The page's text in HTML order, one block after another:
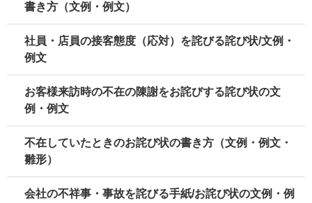
書き方（文例・例文）
社員・店員の接客態度（応対）を詫びる詫び状/文例・
例文
お客様来訪時の不在の陳謝をお詫びする詫び状の文
例・例文
不在していたときのお詫び状の書き方（文例・例文・
雛形）
会社の不祥事・事故を詫びる手紙/お詫び状の文例・例